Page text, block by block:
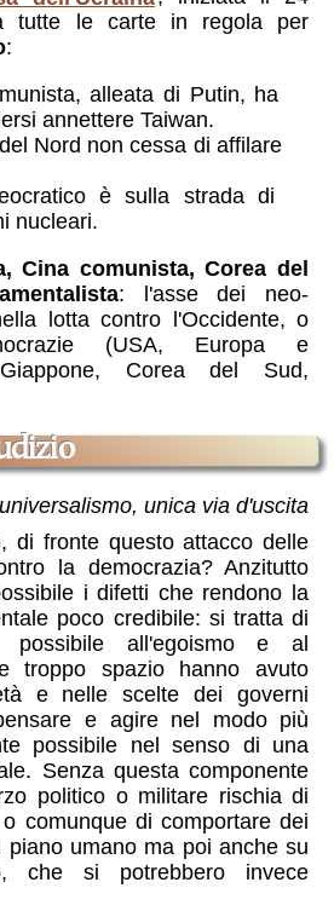
tutte le carte in regola per
:
alleata di Putin, ha
annettere Taiwan.
Nord non cessa di affilare
è sulla strada di
nucleari.
Cina comunista, Corea del
: l'asse dei neo-
lotta contro l'Occidente, o
(USA, Europa e
Giappone, Corea del Sud,
universalismo, unica via d'uscita
di fronte questo attacco delle
la democrazia? Anzitutto
i difetti che rendono la
poco credibile: si tratta di
all'egoismo e al
troppo spazio hanno avuto
e nelle scelte dei governi
e agire nel modo più
possibile nel senso di una
Senza questa componente
politico o militare rischia di
comunque di comportare dei
piano umano ma poi anche su
che si potrebbero invece